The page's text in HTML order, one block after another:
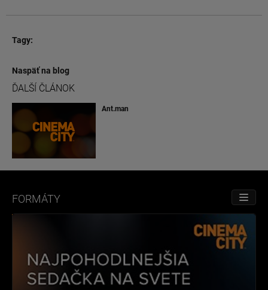
Tagy:
Naspäť na blog
ĎALŠÍ ČLÁNOK
Ant.man
FORMÁTY